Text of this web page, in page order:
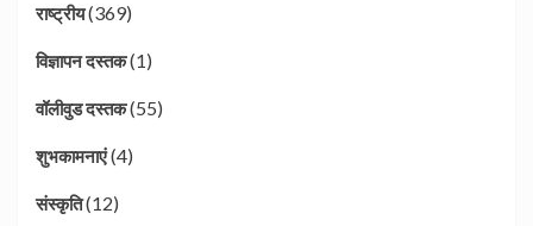
राष्ट्रीय(369)
विज्ञापन दस्तक(1)
वॉलीवुड दस्तक(55)
शुभकामनाएं(4)
संस्कृति(12)